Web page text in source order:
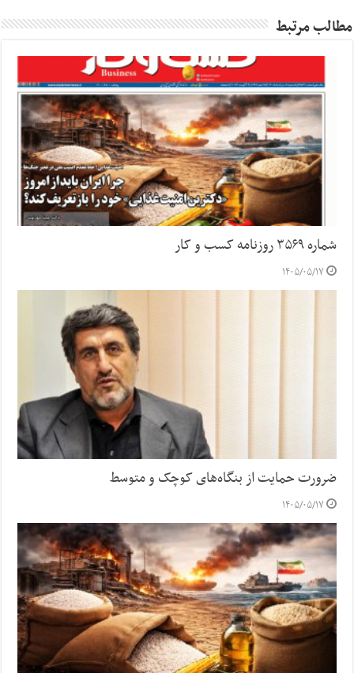
مطالب مرتبط
شماره ۳۵۶۹ روزنامه کسب و کار
۱۴۰۵/۰۵/۱۷
ضرورت حمایت از بنگاه‌های کوچک و متوسط
۱۴۰۵/۰۵/۱۷